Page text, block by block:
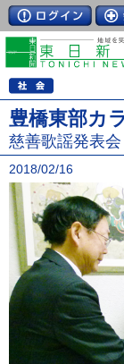
豊橋東部カ
慈善歌謡発表
2018/02/16